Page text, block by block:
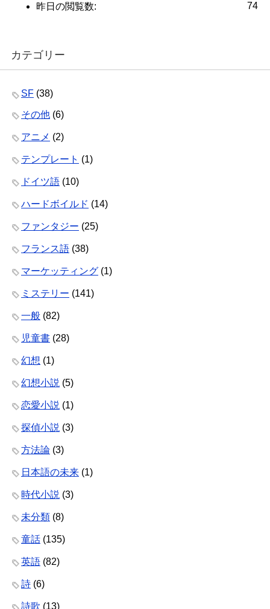
74
昨日の閲覧数:
カテゴリー
SF (38)
その他 (6)
アニメ (2)
テンプレート (1)
ドイツ語 (10)
ハードボイルド (14)
ファンタジー (25)
フランス語 (38)
マーケッティング (1)
ミステリー (141)
一般 (82)
児童書 (28)
幻想 (1)
幻想小説 (5)
恋愛小説 (1)
探偵小説 (3)
方法論 (3)
日本語の未来 (1)
時代小説 (3)
未分類 (8)
童話 (135)
英語 (82)
詩 (6)
詩歌 (13)